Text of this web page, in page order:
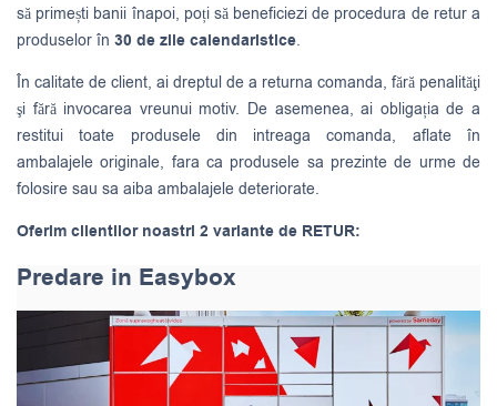
să primești banii înapoi, poți să beneficiezi de procedura de retur a
produselor în 30 de zile calendaristice.
În calitate de client, ai dreptul de a returna comanda, fără penalităţi
şi fără invocarea vreunui motiv. De asemenea, ai obligația de a
restitui toate produsele din intreaga comanda, aflate în
ambalajele originale, fara ca produsele sa prezinte de urme de
folosire sau sa aiba ambalajele deteriorate.
Oferim clientilor noastri 2 variante de RETUR:
Predare in Easybox